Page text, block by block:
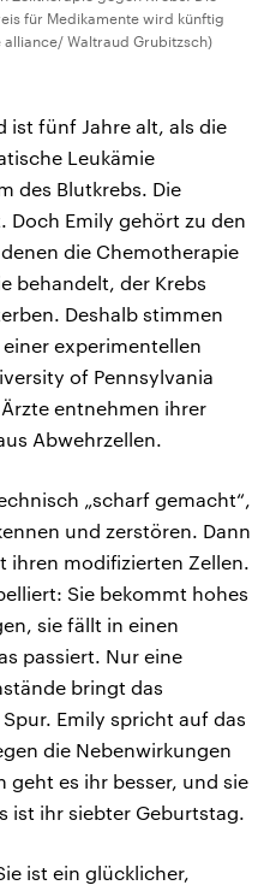
für Medikamente wird künftig
Waltraud Grubitzsch)
ist fünf Jahre alt, als die
Leukämie
des Blutkrebs. Die
Doch Emily gehört zu den
die Chemotherapie
behandelt, der Krebs
Deshalb stimmen
experimentellen
of Pennsylvania
entnehmen ihrer
Abwehrzellen.
„scharf gemacht“,
und zerstören. Dann
ihren modifizierten Zellen.
Sie bekommt hohes
sie fällt in einen
passiert. Nur eine
bringt das
Emily spricht auf das
die Nebenwirkungen
geht es ihr besser, und sie
ist ihr siebter Geburtstag.
ist ein glücklicher,